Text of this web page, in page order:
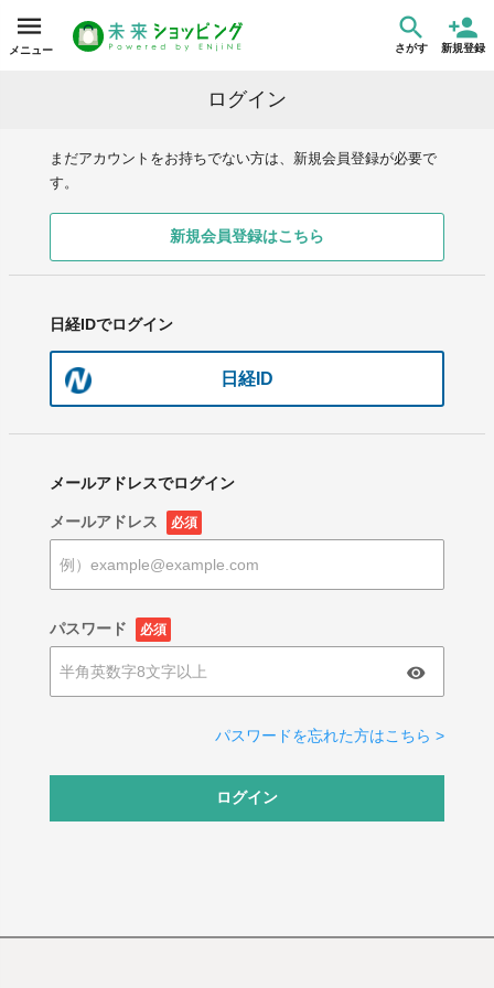
メニュー さがす 新規登録
ログイン
まだアカウントをお持ちでない方は、新規会員登録が必要で
す。
新規会員登録はこちら
日経IDでログイン
日経ID
メールアドレスでログイン
メールアドレス 必須
パスワード 必須
パスワードを忘れた方はこちら >
ログイン